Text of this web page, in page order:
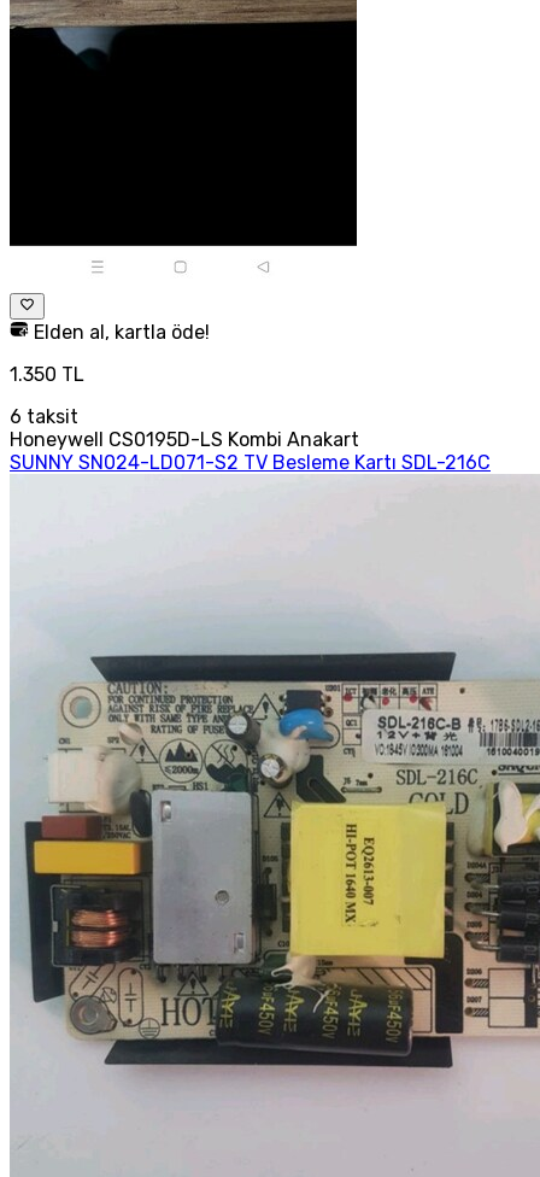
Elden al, kartla öde!
1.350 TL
6 taksit
Honeywell CS0195D-LS Kombi Anakart
SUNNY SN024-LD071-S2 TV Besleme Kartı SDL-216C